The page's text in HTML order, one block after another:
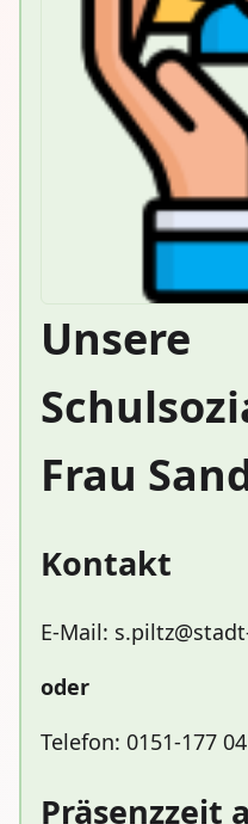
Unsere
Frau
Kontakt
E-Mail:
oder
Telefon: 0151-177
Präsenzzeit